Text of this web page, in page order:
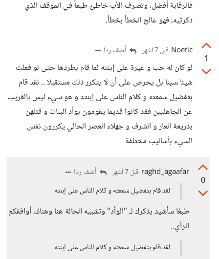
فالرقابة أفضل، وتصرف الأب خاطئ طبعاً في الموقف الذي
ذكرتيه، فهو عالج الخطأ بخطأ.
1
Noetic قبل 7 أشهر أضف ردا
لو كان له حب و غيرة على إبنته لما قام بطردها حتى لو فعلت
شيئا سيئا بل يحرص على أن لا يتكرر ذلك مستقبلا .. لقد قام
بتفضيل سمعته و كلام الناس على إبنته و هو شيء ليس بالغريب
عن الجاهليين فقد كانوا قديما يقومون بوأد البنات و قتلهن
بذريعة العار و الشرف و جهلاء العصر الحالي يكررون نفس
الشيء بأساليب مختلفة
0
raghd_agaafar قبل 7 أشهر
أضف ردا
لقد قام بتفضيل سمعته و كلام الناس على إبنته
طبعًا سأشيد بذكرك لـ "الوأد" وتشبيه الحالة هنا وهناك، أوافقكم
الرأي..
لقد قام بتفضيل سمعته و كلام الناس على إبنته